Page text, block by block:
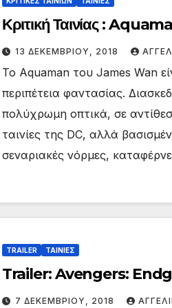
Κριτική Ταινίας :
13 ΔΕΚΕΜΒΡΊΟΥ, 2018
Το Aquaman του James Wan
περιπέτεια φαντασίας.
πολύχρωμη οπτικά, σε
ταινίες της DC, αλλά
σεναριακές νόρμες,
TRAILER ΤΑΙΝΙΕΣ
Trailer: Avengers:
7 ΔΕΚΕΜΒΡΊΟΥ, 2018